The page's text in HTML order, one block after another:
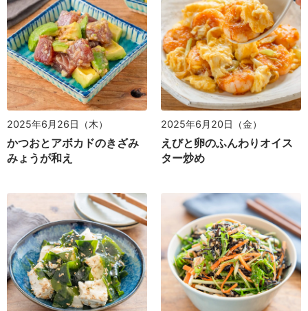
2025年6月26日（木）
かつおとアボカドのきざみ
みょうが和え
2025年6月20日（金）
えびと卵のふんわりオイス
ター炒め